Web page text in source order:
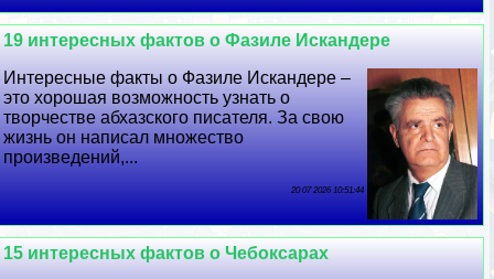
19 интересных фактов о Фазиле Искандере
Интересные факты о Фазиле Искандере –
это хорошая возможность узнать о
творчестве абхазского писателя. За свою
жизнь он написал множество
произведений,...
20 07 2026 10:51:44
15 интересных фактов о Чебоксарах